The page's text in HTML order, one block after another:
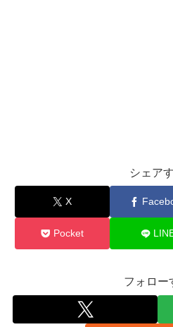
シェア
X
Pocket
フォロー